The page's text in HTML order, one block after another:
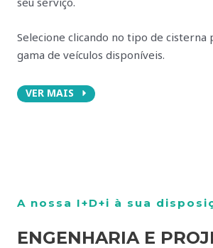
Selecione clicando no tipo de cisterna
gama de veículos disponíveis.
VER MAIS
A nossa I+D+i à sua
ENGENHARIA E